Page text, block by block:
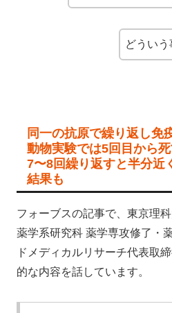
どういう
同一の抗原で繰り返し免
動物実験では5回目から死
7〜8回繰り返すと半分近
結果も
フォーブスの記事で、東京理
薬学系研究科 薬学専攻修了・
ドメディカルリサーチ代表取
的な内容を話しています。